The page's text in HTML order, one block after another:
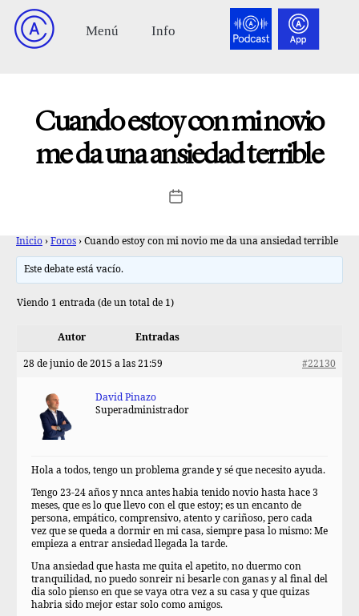
Cuando estoy con mi novio
me da una ansiedad terrible
Inicio › Foros › Cuando estoy con mi novio me da una ansiedad terrible
Este debate está vacío.
Viendo 1 entrada (de un total de 1)
Autor Entradas
28 de junio de 2015 a las 21:59 #22130
David Pinazo
Superadministrador
Hola a todos, tengo un problema grande y sé que necesito ayuda.
Tengo 23-24 años y nnca antes habia tenido novio hasta hace 3
meses, que es lo que llevo con el que estoy; es un encanto de
persona, empático, comprensivo, atento y cariñoso, pero cada
vez que se queda a dormir en mi casa, siempre pasa lo mismo: Me
empieza a entrar ansiedad llegada la tarde.
Una ansiedad que hasta me quita el apetito, no duermo con
tranquilidad, no puedo sonreir ni besarle con ganas y al final del
dia solo pienso en que se vaya otra vez a su casa y que quizas
habria sido mejor estar solo como amigos.